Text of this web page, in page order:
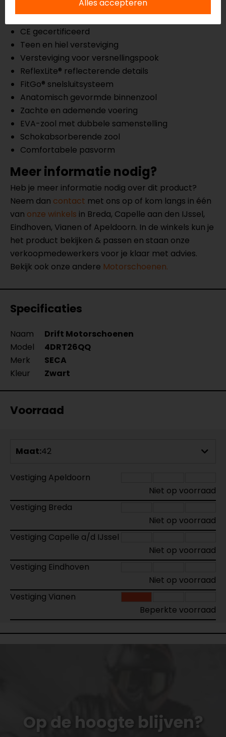
RipStop buitenmateriaal
CE gecertificeerd
Teen en hiel versteviging
Versteviging voor versnellingspook
ReflexLite® reflecterende details
FitGo® snelsluitsysteem
Anatomisch gevormde binnenzool
Zachte en ademende voering
EVA-zool met dubbele samenstelling
Schokabsorberende zool
Comfortabele pasvorm
Meer informatie nodig?
Heb je meer informatie nodig over dit product?
Neem dan contact met ons op of kom langs in één
van onze winkels in Breda, Capelle aan den IJssel,
Eindhoven, Vianen of Apeldoorn. In de winkels kun je
het product bekijken & passen en staan onze
verkoopmedewerkers voor je klaar met advies.
Bekijk ook onze andere Motorschoenen.
Specificaties
Naam
Drift Motorschoenen
Model
4DRT26QQ
Merk
SECA
Kleur
Zwart
Voorraad
Maat:42
Vestiging Apeldoorn
Niet op voorraad
Vestiging Breda
Niet op voorraad
Vestiging Capelle a/d IJssel
Niet op voorraad
Vestiging Eindhoven
Niet op voorraad
Vestiging Vianen
Beperkte voorraad
Op de hoogte blijven?
Alles accepteren